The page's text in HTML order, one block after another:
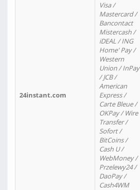
24instant.com
Visa /
Mastercard /
Bancontact
Mistercash /
iDEAL / ING
Home' Pay /
Western
Union / InPay
/ JCB /
American
Express /
Carte Bleue /
OKPay / Wire
Transfer /
Sofort /
BitCoins /
Cash U /
WebMoney /
Przelewy24 /
DaoPay /
Cash4WM